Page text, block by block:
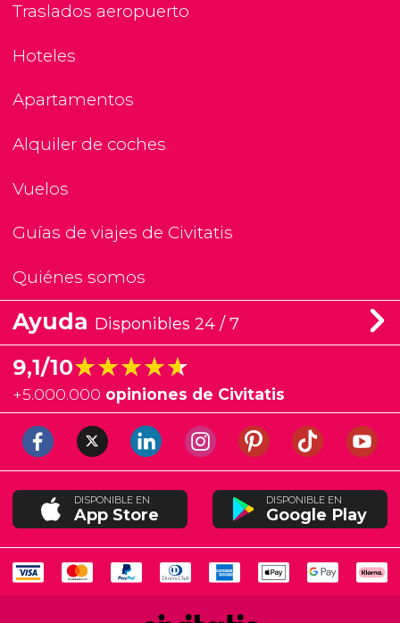
Traslados aeropuerto
Hoteles
Apartamentos
Alquiler de coches
Vuelos
Guías de viajes de Civitatis
Quiénes somos
Ayuda Disponibles 24 / 7
9,1/10★★★★★
★★★★★
+5.000.000 opiniones de Civitatis
DISPONIBLE EN
App Store
DISPONIBLE EN
Google Play